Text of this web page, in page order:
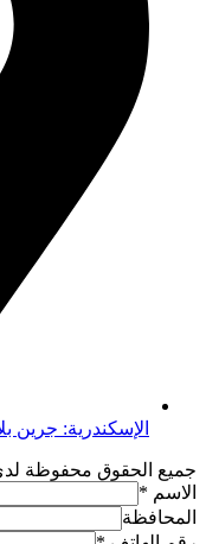
الإسكندرية: جرين
جميع الحقوق محفوظة لدى
الاسم *
المحافظة